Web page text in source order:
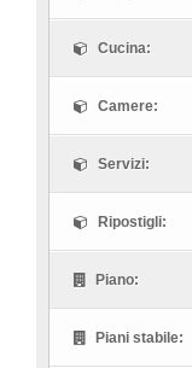
Cucina:
Camere:
Servizi:
Ripostigli:
Piano:
Piani stabile: